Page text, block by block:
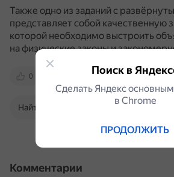
Также одно из заданий с
представляет собой качественную
которой необходимо выстроить
на физические законы и
0 media.foxford.ru
Найти в Поиске
Комментарии
Поиск в
Сделать Яндекс
в Сhrome
ПРОДОЛЖИТЬ